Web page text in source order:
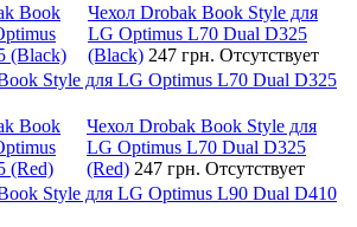
Чехол Drobak Book Style для
LG Optimus L70 Dual D325
(Black) 247 грн. Отсутствует
Style для LG Optimus L70 Dual D325
Чехол Drobak Book Style для
LG Optimus L70 Dual D325
(Red) 247 грн. Отсутствует
Style для LG Optimus L90 Dual D410